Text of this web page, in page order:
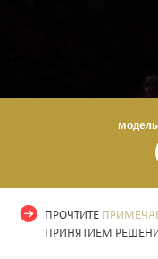
ПРОЧТИТЕ
ПРИНЯТИЕМ